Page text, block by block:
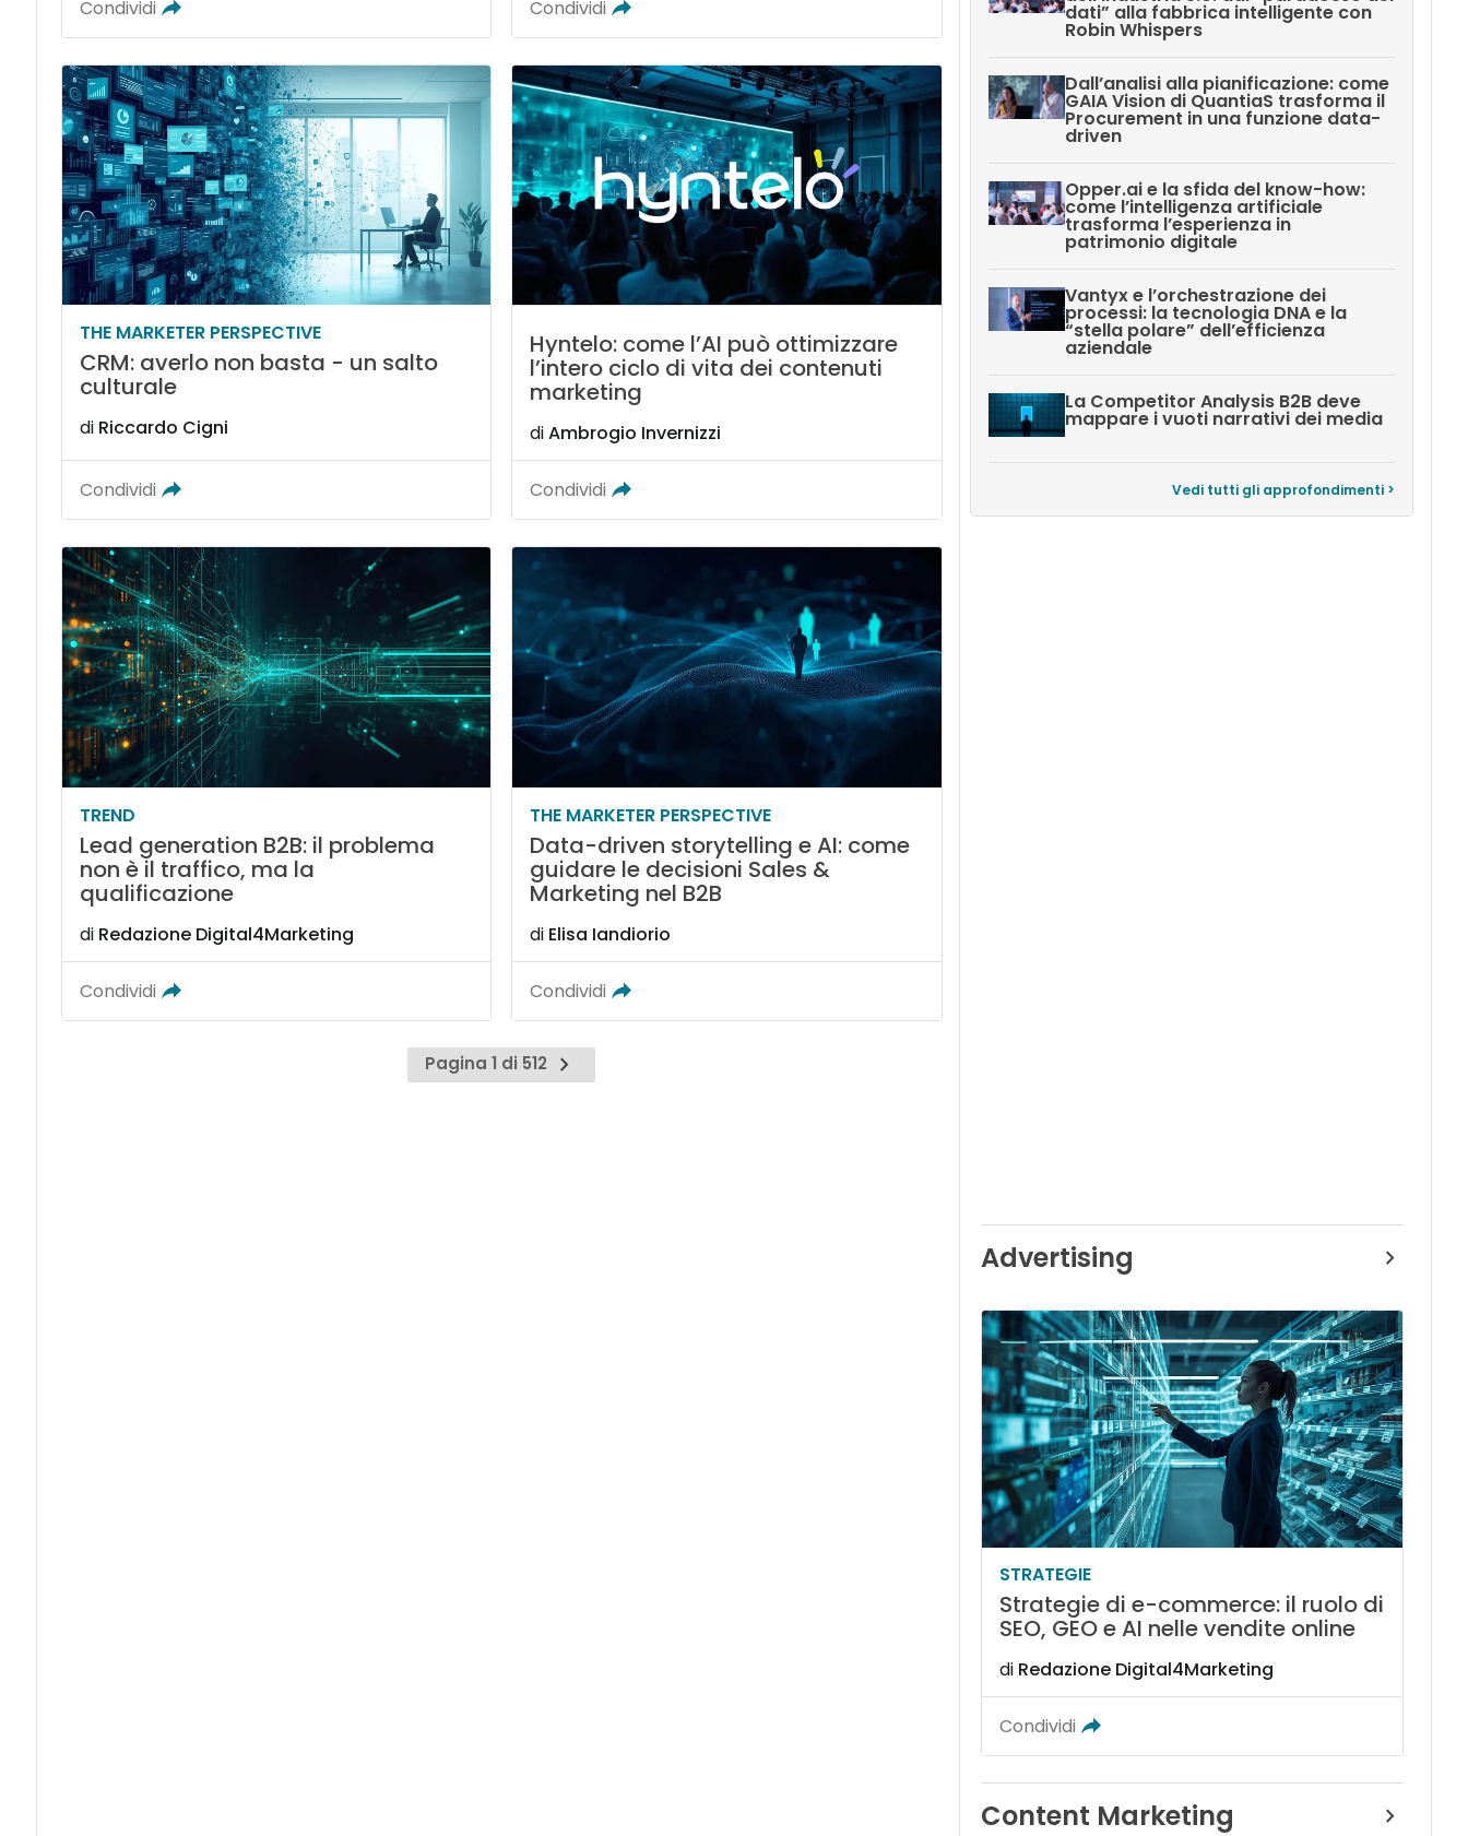
Condividi Condividi
THE MARKETER PERSPECTIVE
CRM: averlo non basta - un salto
culturale
di Riccardo Cigni
Condividi
Hyntelo: come l’AI può ottimizzare
l’intero ciclo di vita dei contenuti
marketing
diAmbrogio Invernizzi
Condividi
TREND
Lead generation B2B: il problema
non è il traffico, ma la
qualificazione
di Redazione Digital4Marketing
Condividi
THE MARKETER PERSPECTIVE
Data-driven storytelling e AI: come
guidare le decisioni Sales &
Marketing nel B2B
di Elisa Iandiorio
Condividi
Pagina 1 di 512
dati” alla fabbrica intelligente con
Robin Whispers
Dall’analisi alla pianificazione: come
GAIA Vision di QuantiaS trasforma il
Procurement in una funzione data-
driven
Opper.ai e la sfida del know-how:
come l’intelligenza artificiale
trasforma l’esperienza in
patrimonio digitale
Vantyx e l’orchestrazione dei
processi: la tecnologia DNA e la
“stella polare” dell’efficienza
aziendale
La Competitor Analysis B2B deve
mappare i vuoti narrativi dei media
Vedi tutti gli approfondimenti >
Advertising
STRATEGIE
Strategie di e-commerce: il ruolo di
SEO, GEO e AI nelle vendite online
di Redazione Digital4Marketing
Condividi
Content Marketing